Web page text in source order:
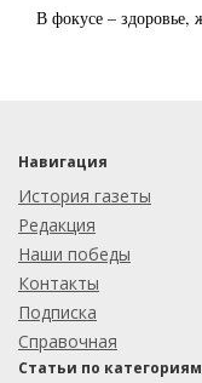
В фокусе – здоровье,
Навигация
История газеты
Редакция
Наши победы
Контакты
Подписка
Справочная
Статьи по категориям